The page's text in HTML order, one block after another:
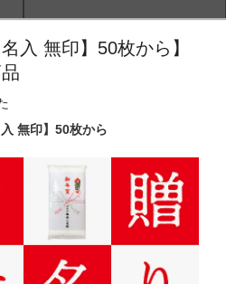
入 無印】50枚から】
無印】50枚から